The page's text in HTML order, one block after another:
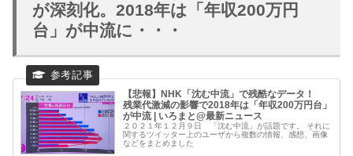
が深刻化。2018年は「年収200万円
台」が中流に・・・
【悲報】NHK「沈む中流」で残酷なデータ！
残業代激減の影響で2018年は「年収200万円台」
が中流 | いろまと@最新ニュース
２０２１年１２月９日 「沈む中流」が話題です。 それに
関するツイッター上のユーザから複数の情報、感想、画像
などをまとめました